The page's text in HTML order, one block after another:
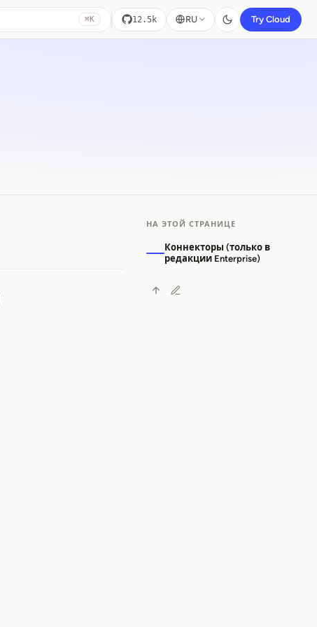
⌘K 12.5k RU Try Cloud
НА ЭТОЙ СТРАНИЦЕ
Коннекторы (только в
редакции Enterprise)